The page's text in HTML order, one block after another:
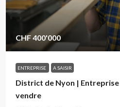
CHF 400'000
ENTREPRISE A SAISIR
District de Nyon | Entreprise
vendre